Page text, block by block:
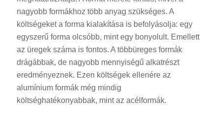
nagyobb formákhoz több anyag szükséges. A
költségeket a forma kialakítása is befolyásolja: egy
egyszerű forma olcsóbb, mint egy bonyolult. Emellett
az üregek száma is fontos. A többüreges formák
drágábbak, de nagyobb mennyiségű alkatrészt
eredményeznek. Ezen költségek ellenére az
alumínium formák még mindig
költséghatékonyabbak, mint az acélformák.